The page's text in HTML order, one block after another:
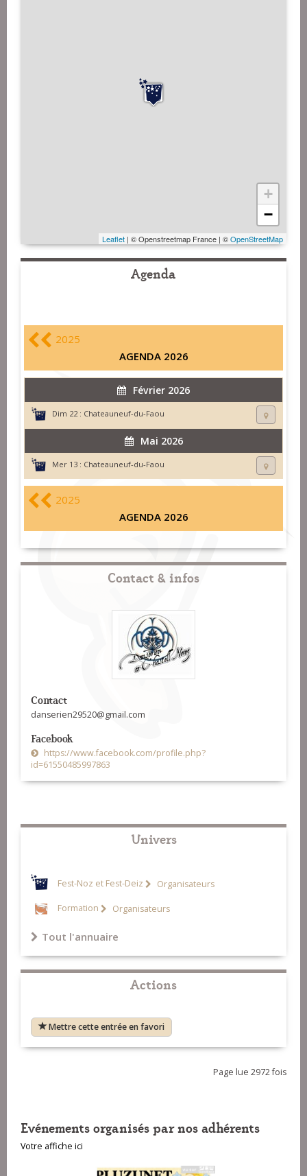
+
−
Leaflet | © Openstreetmap France | ©OpenStreetMap
Agenda
2025
AGENDA 2026
Février 2026
Dim 22 : Chateauneuf-du-Faou
Mai 2026
Mer 13 : Chateauneuf-du-Faou
2025
AGENDA 2026
Contact & infos
Contact
danserien29520@gmail.com
Facebook
https://www.facebook.com/profile.php?
id=61550485997863
Univers
Fest-Noz et Fest-Deiz Organisateurs
Formation Organisateurs
Tout l'annuaire
Actions
Mettre cette entrée en favori
Page lue 2972 fois
Evénements organisés par nos adhérents
Votre affiche ici